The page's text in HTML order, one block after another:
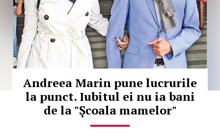
Andreea Marin pune lucrurile
la punct. Iubitul ei nu ia bani
de la "Școala mamelor"